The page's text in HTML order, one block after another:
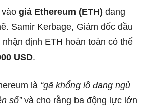
giá Ethereum (ETH) đang
Samir Kerbage, Giám đốc đầu
định ETH hoàn toàn có thể
USD.
là “gã khổng lồ đang ngủ
số”và cho rằng ba động lực lớn